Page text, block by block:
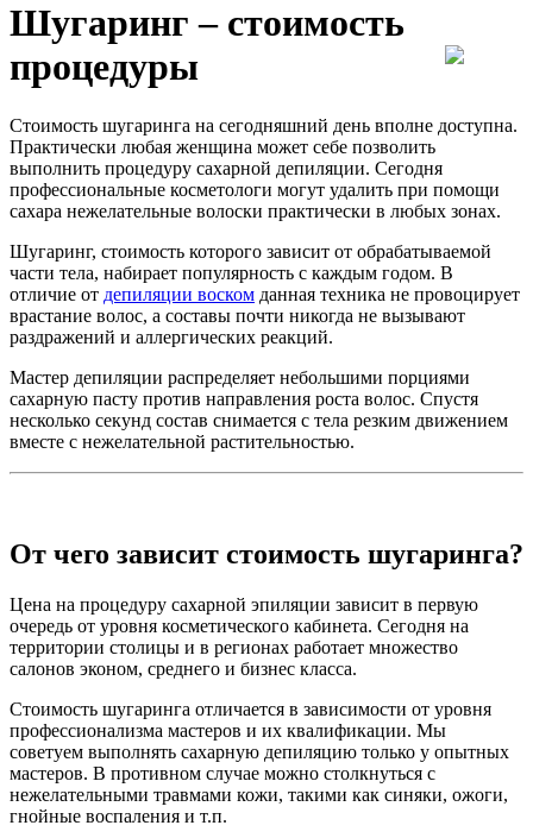
Шугаринг – стоимость
процедуры
Стоимость шугаринга на сегодняшний день вполне доступна.
Практически любая женщина может себе позволить
выполнить процедуру сахарной депиляции. Сегодня
профессиональные косметологи могут удалить при помощи
сахара нежелательные волоски практически в любых зонах.
Шугаринг, стоимость которого зависит от обрабатываемой
части тела, набирает популярность с каждым годом. В
отличие от депиляции воском данная техника не провоцирует
врастание волос, а составы почти никогда не вызывают
раздражений и аллергических реакций.
Мастер депиляции распределяет небольшими порциями
сахарную пасту против направления роста волос. Спустя
несколько секунд состав снимается с тела резким движением
вместе с нежелательной растительностью.
От чего зависит стоимость шугаринга?
Цена на процедуру сахарной эпиляции зависит в первую
очередь от уровня косметического кабинета. Сегодня на
территории столицы и в регионах работает множество
салонов эконом, среднего и бизнес класса.
Стоимость шугаринга отличается в зависимости от уровня
профессионализма мастеров и их квалификации. Мы
советуем выполнять сахарную депиляцию только у опытных
мастеров. В противном случае можно столкнуться с
нежелательными травмами кожи, такими как синяки, ожоги,
гнойные воспаления и т.п.